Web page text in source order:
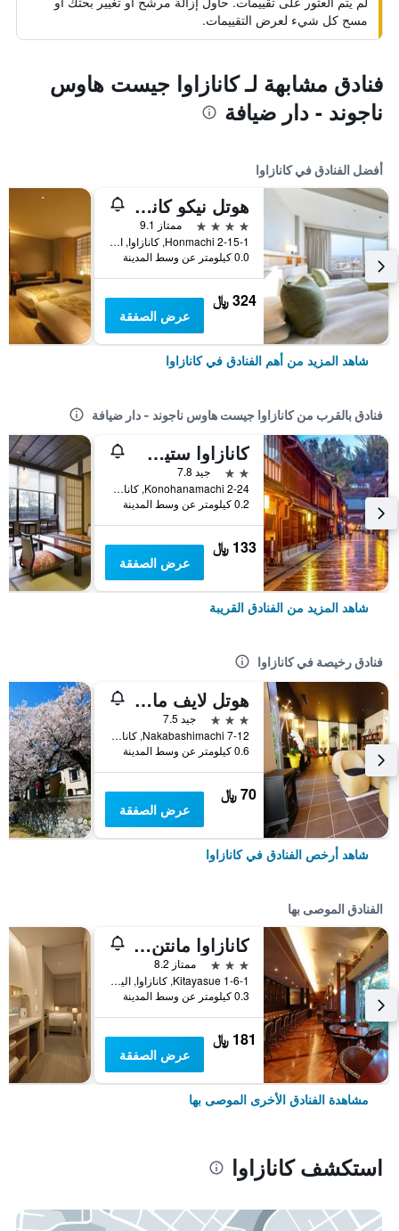
مسح كل شيء لعرض التقييمات.
فنادق مشابهة لـ كانازاوا جيست هاوس
ناجوند - دار ضيافة
أفضل الفنادق في كانازاوا
هوتل نيكو كانازاوا
4 نجوم
ممتاز 9.1
2-15-1 Honmachi, كانازاوا, اليابان
0.0 كيلومتر عن وسط المدينة
324 ﷼
عرض الصفقة
شاهد المزيد من أهم الفنادق في كانازاوا
فنادق بالقرب من كانازاوا جيست هاوس ناجوند - دار ضيافة
كانازاوا ستيشن هوتل
2 نجمتين
جيد 7.8
2-24 Konohanamachi, كانازاوا, اليابان
0.2 كيلومتر عن وسط المدينة
133 ﷼
عرض الصفقة
شاهد المزيد من الفنادق القريبة
فنادق رخيصة في كانازاوا
هوتل لايف ماكس كانازاوا إكيماي
3 نجوم
جيد 7.5
7-12 Nakabashimachi, كانازاوا, اليابان
0.6 كيلومتر عن وسط المدينة
70 ﷼
عرض الصفقة
شاهد أرخص الفنادق في كانازاوا
الفنادق الموصى بها
كانازاوا مانتن هوتل إكيماي
3 نجوم
ممتاز 8.2
1-6-1 Kitayasue, كانازاوا, اليابان
0.3 كيلومتر عن وسط المدينة
181 ﷼
عرض الصفقة
مشاهدة الفنادق الأخرى الموصى بها
استكشف كانازاوا